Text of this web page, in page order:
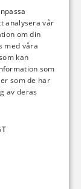
analysera vår
om din
med våra
kan
som
som de har
av deras